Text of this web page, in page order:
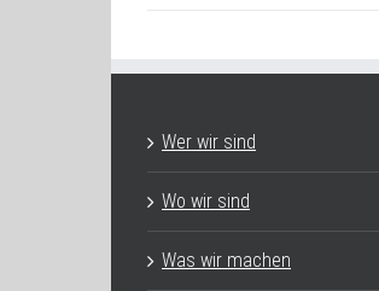
Wer wir sind
Wo wir sind
Was wir machen